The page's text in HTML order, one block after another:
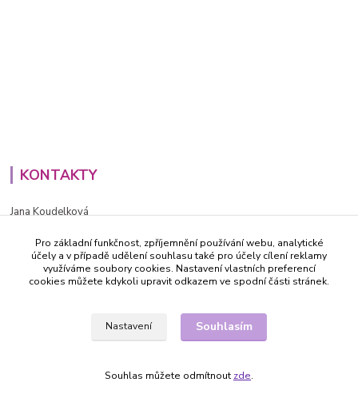
KONTAKTY
Jana Koudelková
PO - PÁ (8-16h)
info@decida.cz
Pro základní funkčnost, zpříjemnění používání webu, analytické
účely a v případě udělení souhlasu také pro účely cílení reklamy
využíváme soubory cookies. Nastavení vlastních preferencí
cookies můžete kdykoli upravit odkazem ve spodní části stránek.
Nastavení Souhlasím
Souhlas můžete odmítnout zde.